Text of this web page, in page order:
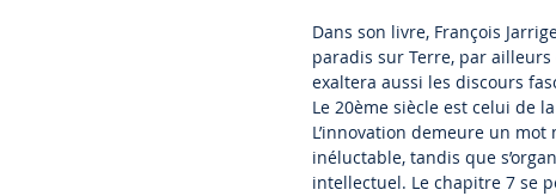
Dans son livre, François
paradis sur Terre, par
exaltera aussi les discours
Le 20ème siècle est celui de
L’innovation demeure un
inéluctable, tandis que
intellectuel. Le chapitre 7 se